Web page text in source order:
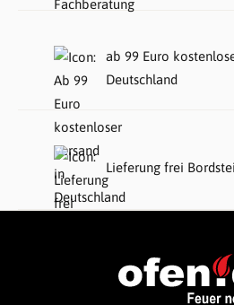
ab 99 Euro
Deutschland
Lieferung frei